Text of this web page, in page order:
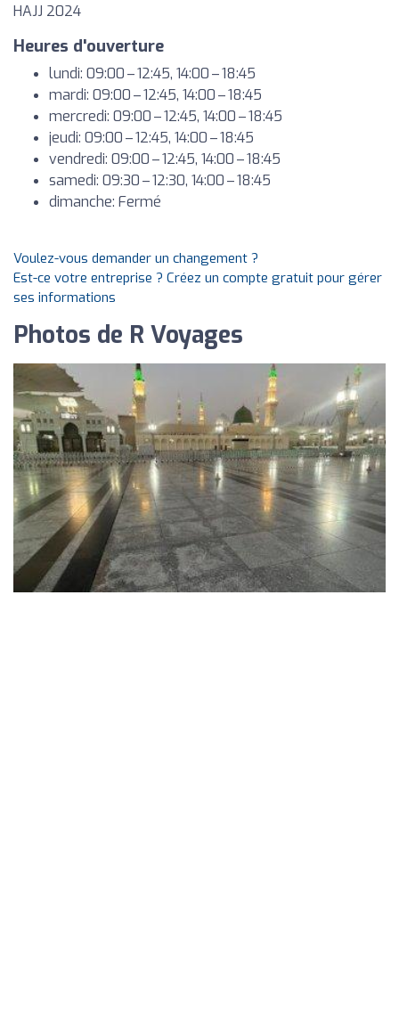
HAJJ 2024
Heures d'ouverture
lundi: 09:00 – 12:45, 14:00 – 18:45
mardi: 09:00 – 12:45, 14:00 – 18:45
mercredi: 09:00 – 12:45, 14:00 – 18:45
jeudi: 09:00 – 12:45, 14:00 – 18:45
vendredi: 09:00 – 12:45, 14:00 – 18:45
samedi: 09:30 – 12:30, 14:00 – 18:45
dimanche: Fermé
Voulez-vous demander un changement ?
Est-ce votre entreprise ? Créez un compte gratuit pour gérer
ses informations
Photos de R Voyages